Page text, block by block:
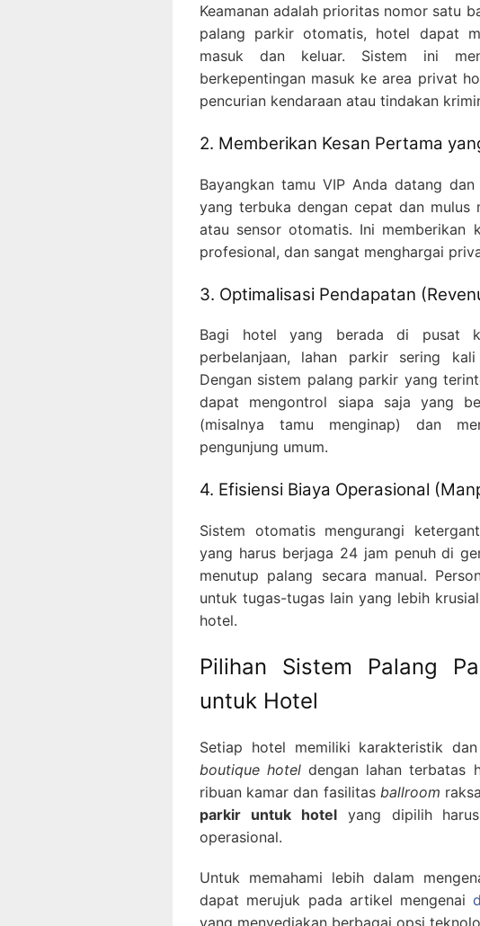
Keamanan adalah prioritas nomor satu
palang parkir otomatis, hotel dapat
masuk dan keluar. Sistem ini
berkepentingan masuk ke area privat
pencurian kendaraan atau tindakan
2. Memberikan Kesan Pertama
Bayangkan tamu VIP Anda datang
yang terbuka dengan cepat dan mulus
atau sensor otomatis. Ini memberikan
profesional, dan sangat menghargai
3. Optimalisasi Pendapatan
Bagi hotel yang berada di pusat
perbelanjaan, lahan parkir sering
Dengan sistem palang parkir yang
dapat mengontrol siapa saja yang
(misalnya tamu menginap) dan
pengunjung umum.
4. Efisiensi Biaya Operasional
Sistem otomatis mengurangi
yang harus berjaga 24 jam penuh di
menutup palang secara manual.
untuk tugas-tugas lain yang lebih
hotel.
Pilihan Sistem Palang
untuk Hotel
Setiap hotel memiliki karakteristik
boutique hotel dengan lahan terbatas
ribuan kamar dan fasilitas ballroom
parkir untuk hotelyang dipilih harus
operasional.
Untuk memahami lebih dalam
dapat merujuk pada artikel mengenai
yang menyediakan berbagai opsi